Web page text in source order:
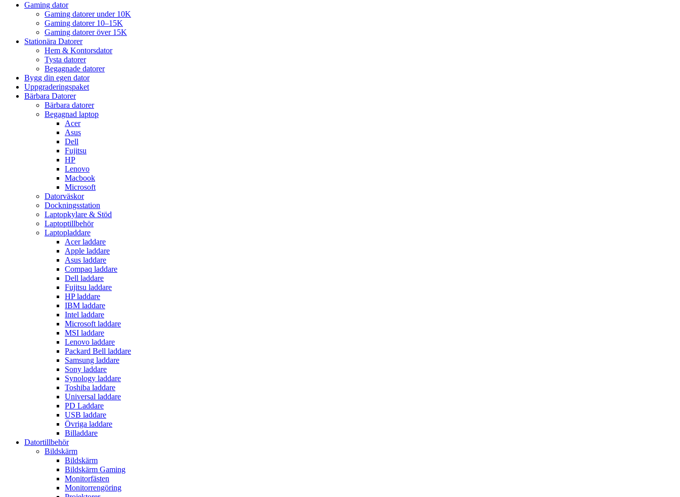
Gaming dator
Gaming datorer under 10K
Gaming datorer 10–15K
Gaming datorer över 15K
Stationära Datorer
Hem & Kontorsdator
Tysta datorer
Begagnade datorer
Bygg din egen dator
Uppgraderingspaket
Bärbara Datorer
Bärbara datorer
Begagnad laptop
Acer
Asus
Dell
Fujitsu
HP
Lenovo
Macbook
Microsoft
Datorväskor
Dockningsstation
Laptopkylare & Stöd
Laptoptillbehör
Laptopladdare
Acer laddare
Apple laddare
Asus laddare
Compaq laddare
Dell laddare
Fujitsu laddare
HP laddare
IBM laddare
Intel laddare
Microsoft laddare
MSI laddare
Lenovo laddare
Packard Bell laddare
Samsung laddare
Sony laddare
Synology laddare
Toshiba laddare
Universal laddare
PD Laddare
USB laddare
Övriga laddare
Billaddare
Datortillbehör
Bildskärm
Bildskärm
Bildskärm Gaming
Monitorfästen
Monitorrengöring